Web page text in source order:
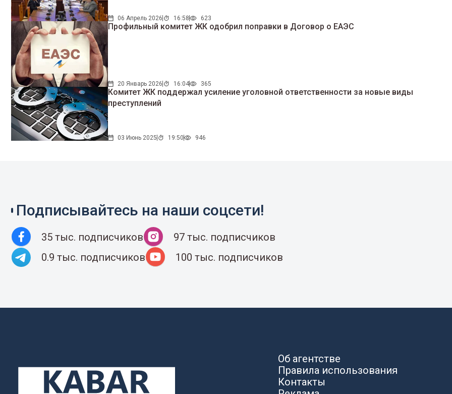
06 Апрель 2026 16:58 623
Профильный комитет ЖК одобрил поправки в Договор о ЕАЭС
20 Январь 2026 16:04 365
Комитет ЖК поддержал усиление уголовной ответственности за новые виды
преступлений
03 Июнь 2025 19:50 946
Подписывайтесь на наши соцсети!
35 тыс. подписчиков
97 тыс. подписчиков
0.9 тыс. подписчиков
100 тыс. подписчиков
Об агентстве
Правила использования
Контакты